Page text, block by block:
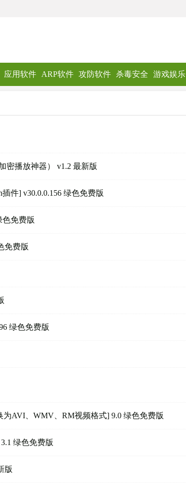
应用软件 ARP软件 攻防软件 杀毒安全 游戏娱乐
密播放神器） v1.2 最新版
插件] v30.0.0.156 绿色免费版
色免费版
免费版
绿色免费版
AVI、WMV、RM视频格式] 9.0 绿色免费版
绿色免费版
版